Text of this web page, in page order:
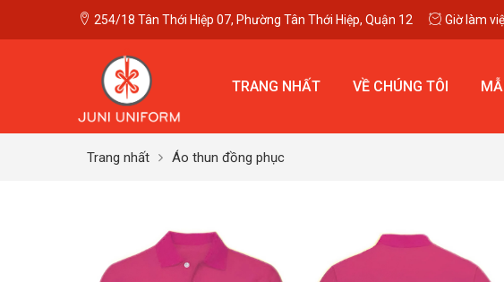
254/18 Tân Thới Hiệp 07, Phường Tân Thới Hiệp, Quận 12 Giờ làm
TRANG NHẤT VỀ CHÚNG TÔI
Trang nhất Áo thun đồng phục